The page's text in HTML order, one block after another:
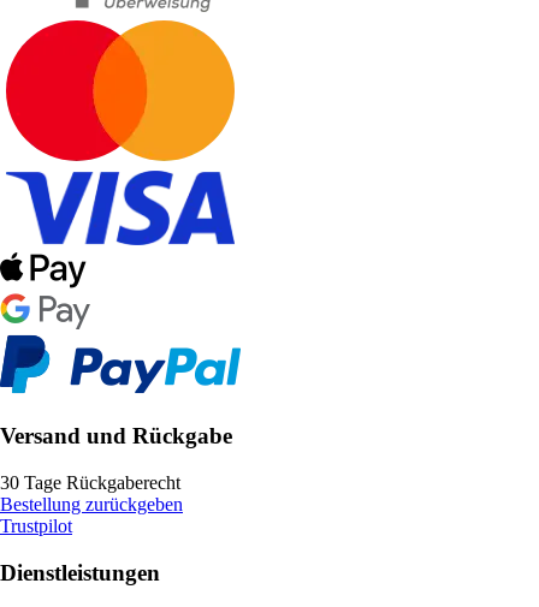
Versand und Rückgabe
30 Tage Rückgaberecht
Bestellung zurückgeben
Trustpilot
Dienstleistungen